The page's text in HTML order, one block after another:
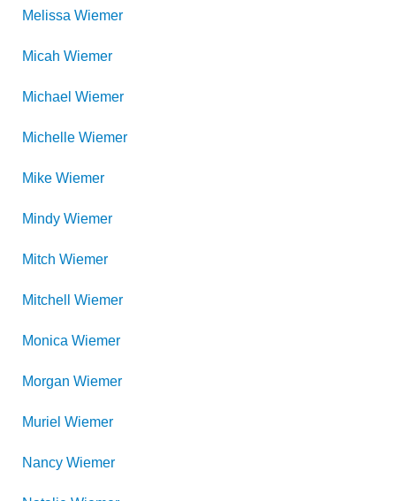
Melissa Wiemer
Micah Wiemer
Michael Wiemer
Michelle Wiemer
Mike Wiemer
Mindy Wiemer
Mitch Wiemer
Mitchell Wiemer
Monica Wiemer
Morgan Wiemer
Muriel Wiemer
Nancy Wiemer